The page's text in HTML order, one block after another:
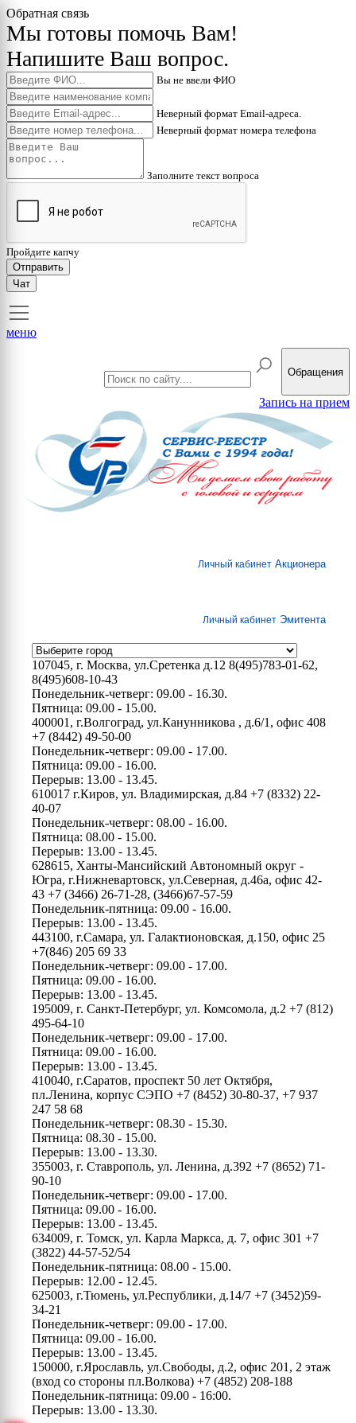
Обратная связь
Мы готовы помочь Вам!
Напишите Ваш вопрос.
Вы не ввели ФИО
Неверный формат Email-адреса.
Неверный формат номера телефона
Заполните текст вопроса
Пройдите капчу
Отправить
Чат
меню
Обращения
Запись на прием
Личный кабинет Акционера
Личный кабинет Эмитента
107045, г. Москва, ул.Сретенка д.12 8(495)783-01-62,
8(495)608-10-43
Понедельник-четверг: 09.00 - 16.30.
Пятница: 09.00 - 15.00.
400001, г.Волгоград, ул.Канунникова , д.6/1, офис 408
+7 (8442) 49-50-00
Понедельник-четверг: 09.00 - 17.00.
Пятница: 09.00 - 16.00.
Перерыв: 13.00 - 13.45.
610017 г.Киров, ул. Владимирская, д.84 +7 (8332) 22-
40-07
Понедельник-четверг: 08.00 - 16.00.
Пятница: 08.00 - 15.00.
Перерыв: 13.00 - 13.45.
628615, Ханты-Мансийский Автономный округ -
Югра, г.Нижневартовск, ул.Северная, д.46а, офис 42-
43 +7 (3466) 26-71-28, (3466)67-57-59
Понедельник-пятница: 09.00 - 16.00.
Перерыв: 13.00 - 13.45.
443100, г.Самара, ул. Галактионовская, д.150, офис 25
+7(846) 205 69 33
Понедельник-четверг: 09.00 - 17.00.
Пятница: 09.00 - 16.00.
Перерыв: 13.00 - 13.45.
195009, г. Санкт-Петербург, ул. Комсомола, д.2 +7 (812)
495-64-10
Понедельник-четверг: 09.00 - 17.00.
Пятница: 09.00 - 16.00.
Перерыв: 13.00 - 13.45.
410040, г.Саратов, проспект 50 лет Октября,
пл.Ленина, корпус СЭПО +7 (8452) 30-80-37, +7 937
247 58 68
Понедельник-четверг: 08.30 - 15.30.
Пятница: 08.30 - 15.00.
Перерыв: 13.00 - 13.30.
355003, г. Ставрополь, ул. Ленина, д.392 +7 (8652) 71-
90-10
Понедельник-четверг: 09.00 - 17.00.
Пятница: 09.00 - 16.00.
Перерыв: 13.00 - 13.45.
634009, г. Томск, ул. Карла Маркса, д. 7, офис 301 +7
(3822) 44-57-52/54
Понедельник-пятница: 08.00 - 15.00.
Перерыв: 12.00 - 12.45.
625003, г.Тюмень, ул.Республики, д.14/7 +7 (3452)59-
34-21
Понедельник-четверг: 09.00 - 17.00.
Пятница: 09.00 - 16.00.
Перерыв: 13.00 - 13.45.
150000, г.Ярославль, ул.Свободы, д.2, офис 201, 2 этаж
(вход со стороны пл.Волкова) +7 (4852) 208-188
Понедельник-пятница: 09.00 - 16:00.
Перерыв: 13.00 - 13.30.